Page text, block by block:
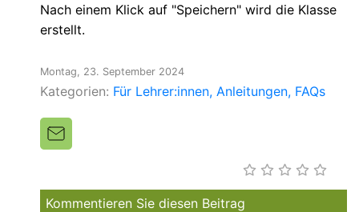
Nach einem Klick auf "Speichern" wird die Klasse
erstellt.
Montag, 23. September 2024
Kategorien: Für Lehrer:innen Anleitungen FAQs
Kommentieren Sie diesen Beitrag